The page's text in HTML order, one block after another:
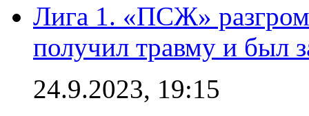
Лига 1. «ПСЖ»
получил травму и был
24.9.2023, 19:15